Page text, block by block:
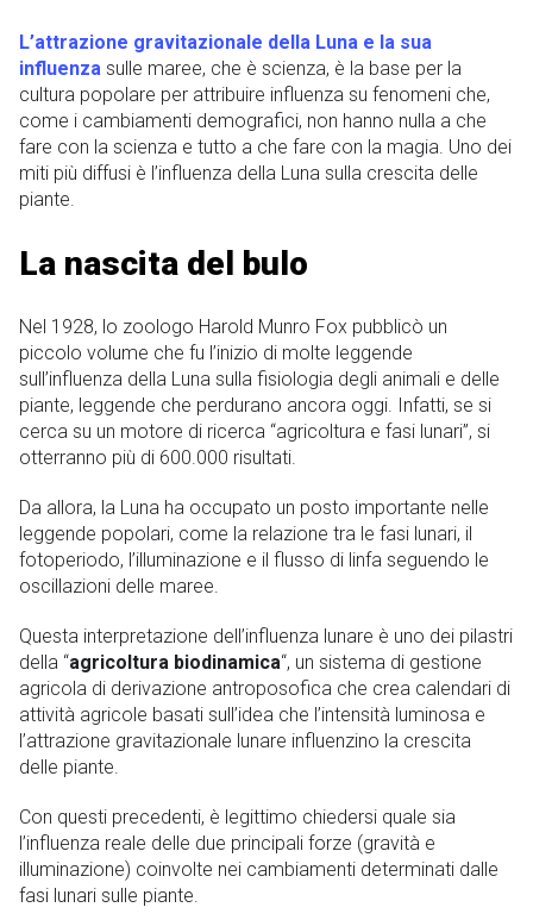
L’attrazione gravitazionale della Luna e la sua
influenza sulle maree, che è scienza, è la base per la
cultura popolare per attribuire influenza su fenomeni che,
come i cambiamenti demografici, non hanno nulla a che
fare con la scienza e tutto a che fare con la magia. Uno dei
miti più diffusi è l’influenza della Luna sulla crescita delle
piante.
La nascita del bulo
Nel 1928, lo zoologo Harold Munro Fox pubblicò un
piccolo volume che fu l’inizio di molte leggende
sull’influenza della Luna sulla fisiologia degli animali e delle
piante, leggende che perdurano ancora oggi. Infatti, se si
cerca su un motore di ricerca “agricoltura e fasi lunari”, si
otterranno più di 600.000 risultati.
Da allora, la Luna ha occupato un posto importante nelle
leggende popolari, come la relazione tra le fasi lunari, il
fotoperiodo, l’illuminazione e il flusso di linfa seguendo le
oscillazioni delle maree.
Questa interpretazione dell’influenza lunare è uno dei pilastri
della “agricoltura biodinamica“, un sistema di gestione
agricola di derivazione antroposofica che crea calendari di
attività agricole basati sull’idea che l’intensità luminosa e
l’attrazione gravitazionale lunare influenzino la crescita
delle piante.
Con questi precedenti, è legittimo chiedersi quale sia
l’influenza reale delle due principali forze (gravità e
illuminazione) coinvolte nei cambiamenti determinati dalle
fasi lunari sulle piante.